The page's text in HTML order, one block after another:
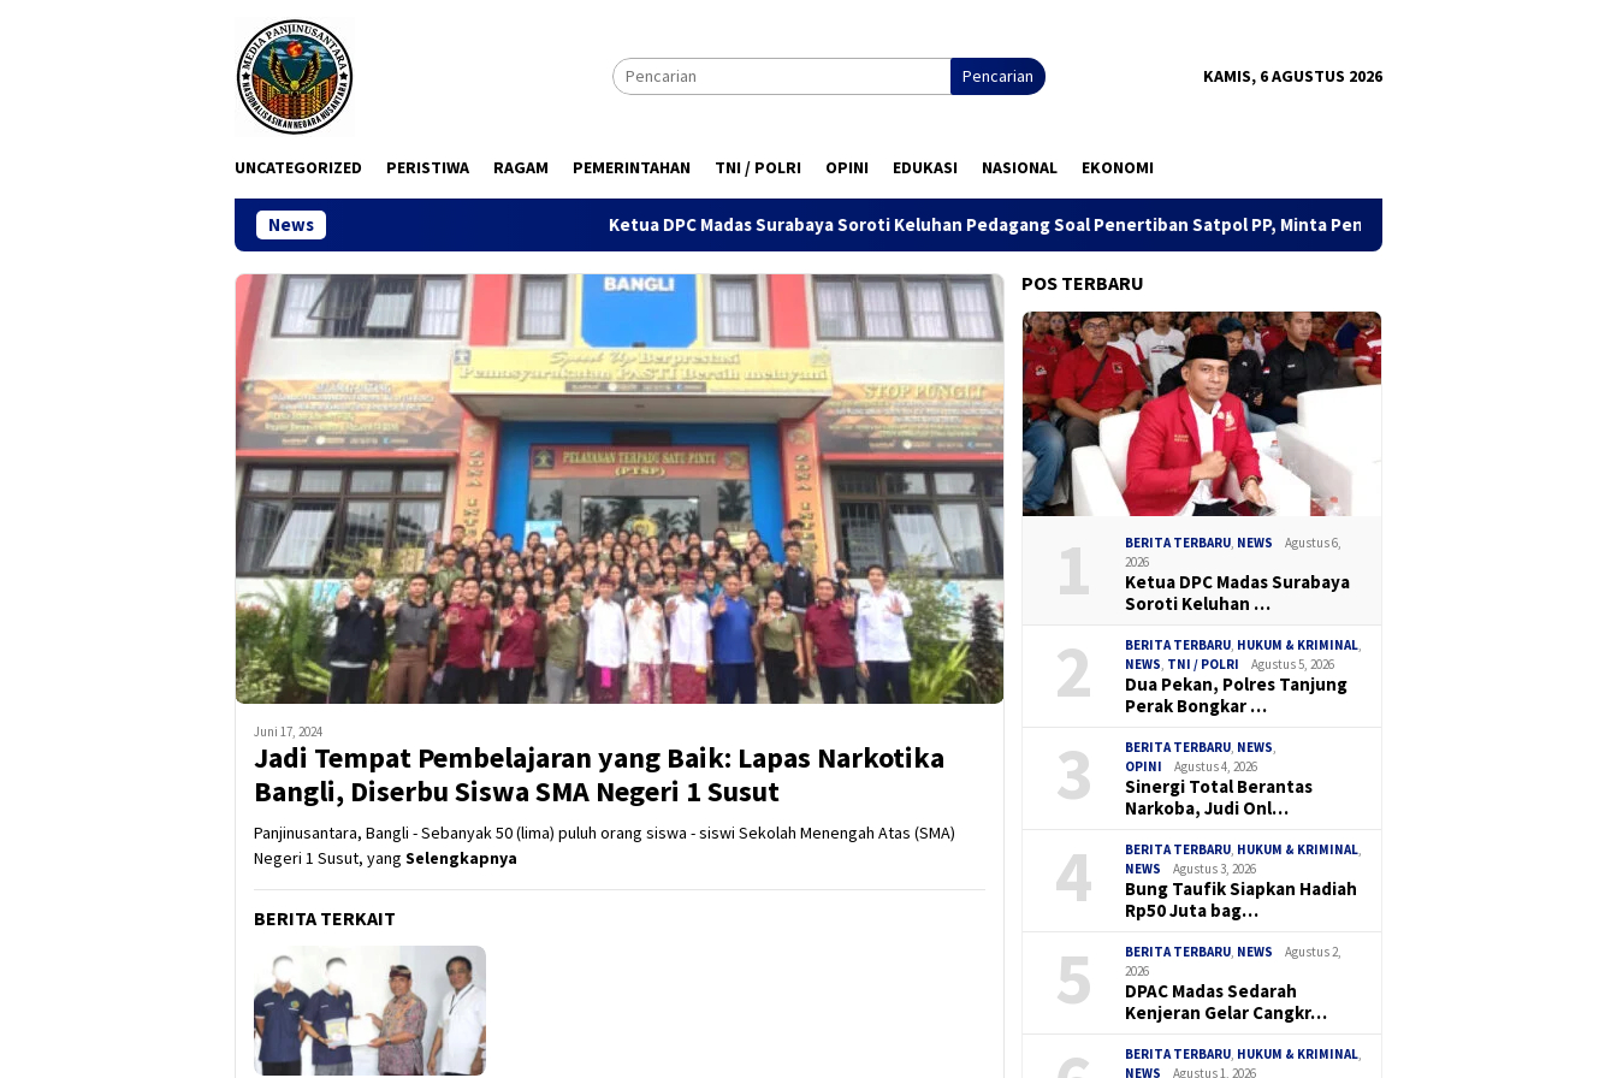
Pencarian KAMIS, 6 AGUSTUS 2026
UNCATEGORIZED PERISTIWA RAGAM PEMERINTAHAN TNI / POLRI OPINI EDUKASI NASIONAL EKONOMI
News Ketua DPC Madas Surabaya Soroti Keluhan Pedagang Soal Penertiban Satpol PP, Minta Pendekatan Humanis
Juni 17, 2024
Jadi Tempat Pembelajaran yang Baik: Lapas Narkotika
Bangli, Diserbu Siswa SMA Negeri 1 Susut
Panjinusantara, Bangli - Sebanyak 50 (lima) puluh orang siswa - siswi Sekolah Menengah Atas (SMA)
Negeri 1 Susut, yang Selengkapnya
BERITA TERKAIT
POS TERBARU
1 BERITA TERBARU NEWS
Agustus 6,
2026
Ketua DPC Madas Surabaya
Soroti Keluhan …
2 BERITA TERBARU HUKUM & KRIMINAL
NEWS TNI / POLRI Agustus 5, 2026
Dua Pekan, Polres Tanjung
Perak Bongkar …
3 BERITA TERBARU NEWS
OPINI
Agustus 4, 2026
Sinergi Total Berantas
Narkoba, Judi Onl…
4 BERITA TERBARU HUKUM & KRIMINAL
NEWS
Agustus 3, 2026
Bung Taufik Siapkan Hadiah
Rp50 Juta bag…
5 BERITA TERBARU NEWS
Agustus 2,
2026
DPAC Madas Sedarah
Kenjeran Gelar Cangkr…
BERITA TERBARU HUKUM & KRIMINAL
NEWS
Agustus 1, 2026